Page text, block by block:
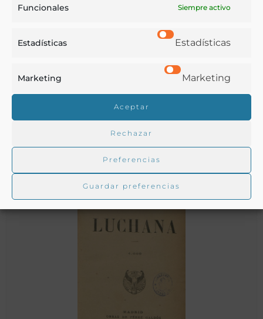
Funcionales Siempre activo
Estadísticas Estadísticas
Marketing Marketing
Aceptar
Rechazar
Preferencias
Guardar preferencias
El espadachin : narración histórica del motín de Madrid en
Barreras, Antonio